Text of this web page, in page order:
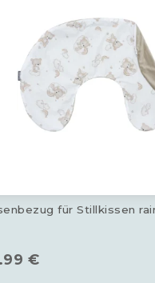
für Stillkissen
€